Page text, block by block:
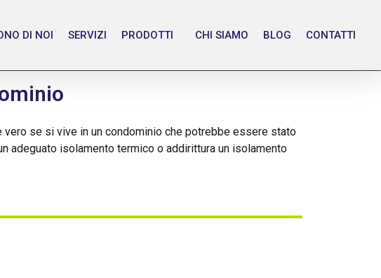
DI NOI SERVIZI PRODOTTI CHI SIAMO BLOG CONTATTI
se si vive in un condominio che potrebbe essere stato
adeguato isolamento termico o addirittura un isolamento